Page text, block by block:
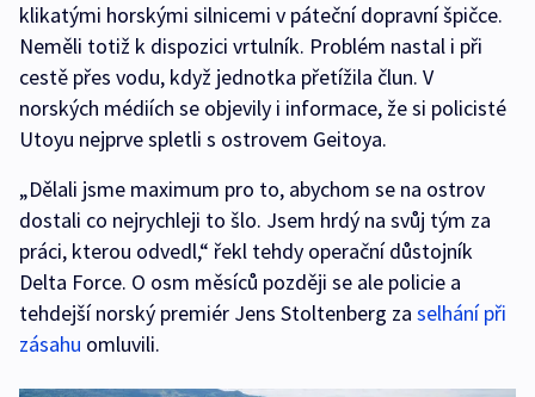
klikatými horskými silnicemi v páteční dopravní špičce.
Neměli totiž k dispozici vrtulník. Problém nastal i při
cestě přes vodu, když jednotka přetížila člun. V
norských médiích se objevily i informace, že si policisté
Utoyu nejprve spletli s ostrovem Geitoya.
„Dělali jsme maximum pro to, abychom se na ostrov
dostali co nejrychleji to šlo. Jsem hrdý na svůj tým za
práci, kterou odvedl,“ řekl tehdy operační důstojník
Delta Force. O osm měsíců později se ale policie a
tehdejší norský premiér Jens Stoltenberg za selhání při
zásahu omluvili.